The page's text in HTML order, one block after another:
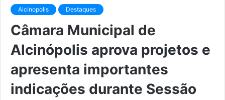
Alcinopolis Destaques
Câmara Municipal de
Alcinópolis aprova projetos e
apresenta importantes
indicações durante Sessão